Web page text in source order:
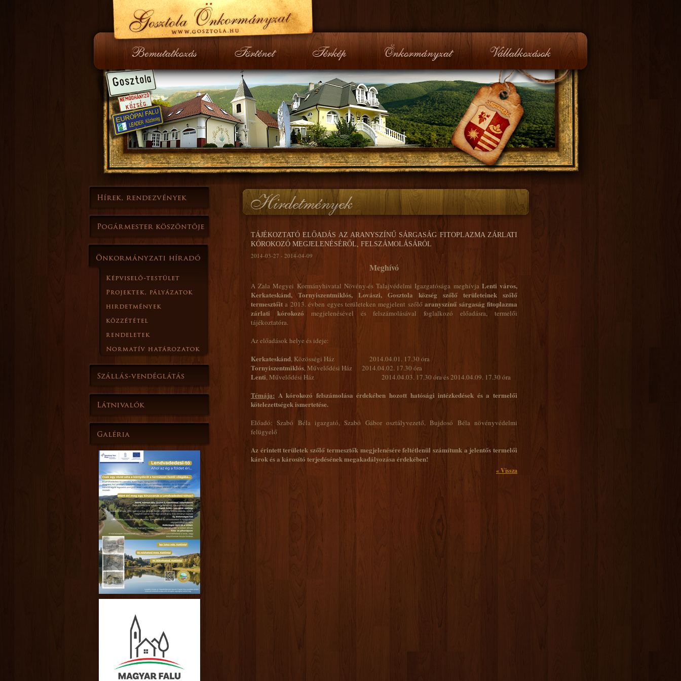
TÁJÉKOZTATÓ ELŐADÁS AZ ARANYSZÍNŰ SÁRGASÁG FITOPLAZMA ZÁRLATI
KÓROKOZÓ MEGJELENÉSÉRŐL, FELSZÁMOLÁSÁRÓL
2014-03-27 - 2014-04-09
Meghívó
A Zala Megyei Kormányhivatal Növény-és Talajvédelmi Igazgatósága meghívja Lenti város,
Kerkateskánd, Tornyiszentmiklós, Lovászi, Gosztola község szőlő területeinek szőlő
termesztőit a 2013. évben egyes területeken megjelent szőlőaranyszínű sárgaság fitoplazma
zárlati kórokozó megjelenésével és felszámolásával foglalkozó előadásra, termelői
tájékoztatóra.
Az előadások helye és ideje:
Kerkateskánd, Közösségi Ház 2014.04.01. 17.30 óra
Tornyiszentmiklós, Művelődési Ház 2014.04.02. 17.30 óra
Lenti, Művelődési Ház 2014.04.03. 17.30 óra és 2014.04.09. 17.30 óra
Témája: A kórokozó felszámolása érdekében hozott hatósági intézkedések és a termelői
kötelezettségek ismertetése.
Előadó: Szabó Béla igazgató, Szabó Gábor osztályvezető, Bujdosó Béla növényvédelmi
felügyelő
Az érintett területek szőlő termesztők megjelenésére feltétlenül számítunk a jelentős termelői
károk és a károsító terjedésének megakadályozása érdekében!
« Vissza